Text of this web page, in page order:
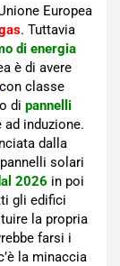
Europea
. Tuttavia
di energia
è di avere
con classe
di pannelli
induzione.
dalla
solari
2026 in poi
gli edifici
la propria
farsi i
la minaccia